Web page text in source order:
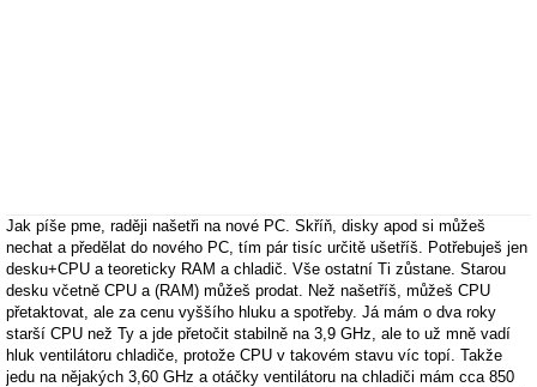
Jak píše pme, raději našetři na nové PC. Skříň, disky apod si můžeš
nechat a předělat do nového PC, tím pár tisíc určitě ušetříš. Potřebuješ jen
desku+CPU a teoreticky RAM a chladič. Vše ostatní Ti zůstane. Starou
desku včetně CPU a (RAM) můžeš prodat. Než našetříš, můžeš CPU
přetaktovat, ale za cenu vyššího hluku a spotřeby. Já mám o dva roky
starší CPU než Ty a jde přetočit stabilně na 3,9 GHz, ale to už mně vadí
hluk ventilátoru chladiče, protože CPU v takovém stavu víc topí. Takže
jedu na nějakých 3,60 GHz a otáčky ventilátoru na chladiči mám cca 850